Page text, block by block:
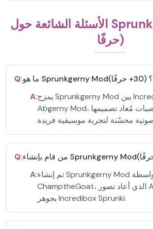
الأسئلة الشائعة حول Sprunkgerny (40
حرفًا)
Q:
ما هو Sprunkgerny Mod؟ (30+ حرفًا)
A:يمزج Sprunkgerny Mod بين Incredibox Sprunki و
Abgerny Mod، ويقدم شخصيات مُعاد تصميمها
Q:
A:تم إنشاء Sprunkgerny Mod بواسطة
ChamptheGoat، الذي أعاد تصور Abgerny Mod
بجوهر Incredibox Sprunki.